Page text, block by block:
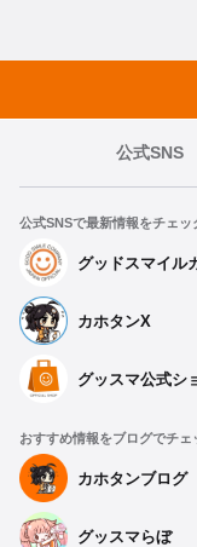
公式SNS
公式SNSで最新情報をチェッ
グッドスマイル
カホタンX
グッスマ公式シ
おすすめ情報をブログでチェ
カホタンブログ
グッスマらぼ